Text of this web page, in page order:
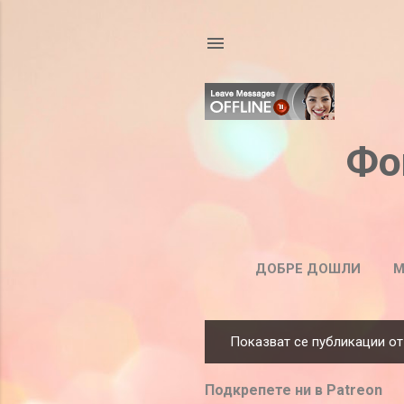
ДОБРЕ ДОШЛИ
б
Показват се публикации от
Подкрепете ни в Patreon